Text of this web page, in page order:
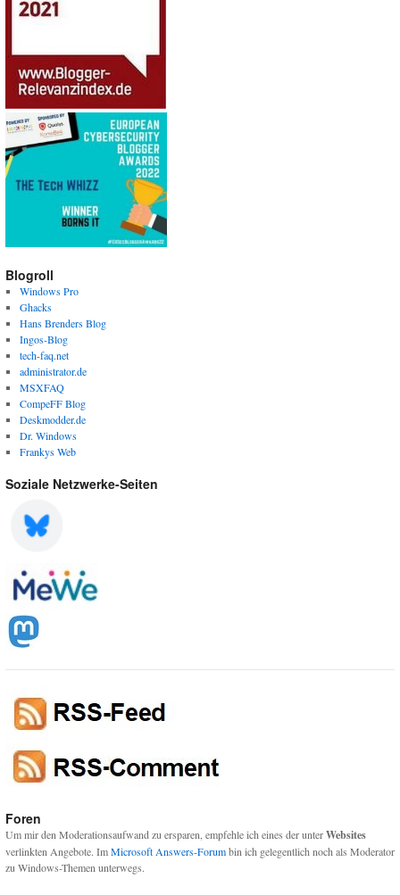
Blogroll
Windows Pro
Ghacks
Hans Brenders Blog
Ingos-Blog
tech-faq.net
administrator.de
MSXFAQ
CompeFF Blog
Deskmodder.de
Dr. Windows
Frankys Web
Soziale Netzwerke-Seiten
Foren
Um mir den Moderationsaufwand zu ersparen, empfehle ich eines der unterWebsites
verlinkten Angebote. ImMicrosoft Answers-Forumbin ich gelegentlich noch als Moderator
zu Windows-Themen unterwegs.